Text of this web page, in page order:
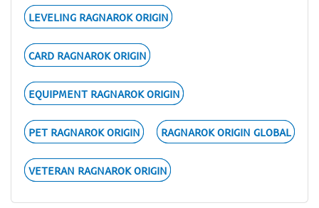
LEVELING RAGNAROK ORIGIN
CARD RAGNAROK ORIGIN
EQUIPMENT RAGNAROK ORIGIN
PET RAGNAROK ORIGIN RAGNAROK ORIGIN GLOBAL
VETERAN RAGNAROK ORIGIN